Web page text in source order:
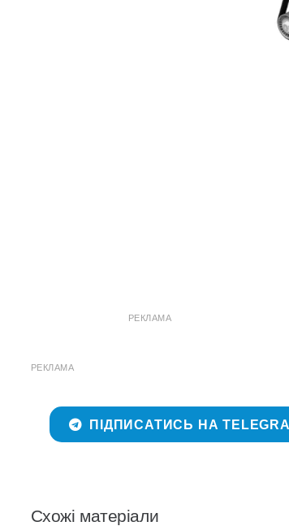
РЕКЛАМА
РЕКЛАМА
ПІДПИСАТИСЬ НА
Схожі матеріали